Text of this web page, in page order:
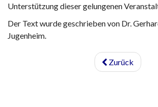
Unterstützung dieser gelungenen
Der Text wurde geschrieben von Dr.
Jugenheim.
Zurück